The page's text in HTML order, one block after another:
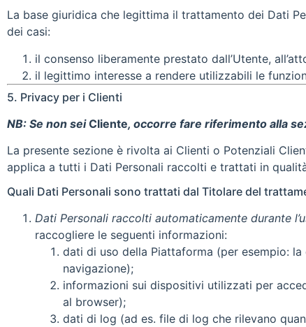
La base giuridica che legittima il trattamento dei Dati
dei casi:
il consenso liberamente prestato dall’Utente,
il legittimo interesse a rendere utilizzabili le
5. Privacy per i Clienti
NB: Se non seiCliente, occorre fare riferimento alla
La presente sezione è rivolta ai Clienti o Potenziali
applica a tutti i Dati Personali raccolti e trattati in
Quali Dati Personali sono trattati dal Titolare del
Dati Personali raccolti automaticamente durante
raccogliere le seguenti informazioni:
dati di uso della Piattaforma (per esempio:
navigazione);
informazioni sui dispositivi utilizzati per
al browser);
dati di log (ad es. file di log che rilevano